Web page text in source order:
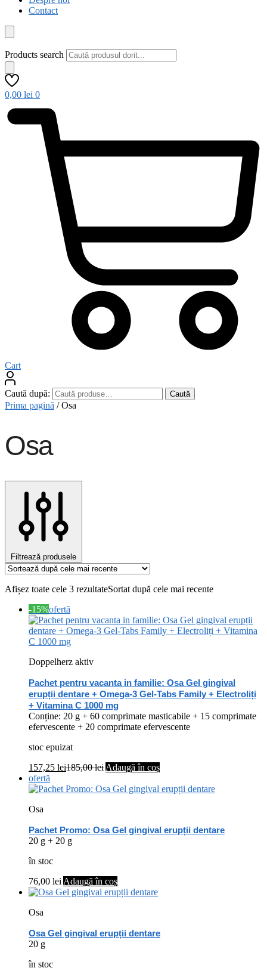
Contact
Products search
0,00 lei 0
Cart
Caută după: Caută
Prima pagină /Osa
Osa
Filtrează produsele
Afișez toate cele 3 rezultateSortat după cele mai recente
-15%ofertă
Doppelherz aktiv
Pachet pentru vacanta in familie: Osa Gel gingival
erupții dentare + Omega-3 Gel-Tabs Family + Electroliți
+ Vitamina C 1000 mg
Conține: 20 g + 60 comprimate masticabile + 15 comprimate
efervescente + 20 comprimate efervescente
stoc epuizat
157,25 lei185,00lei Adaugă în coș
ofertă
Osa
Pachet Promo: Osa Gel gingival erupții dentare
20 g + 20 g
în stoc
76,00 lei Adaugă în coș
Osa
Osa Gel gingival erupții dentare
20 g
în stoc